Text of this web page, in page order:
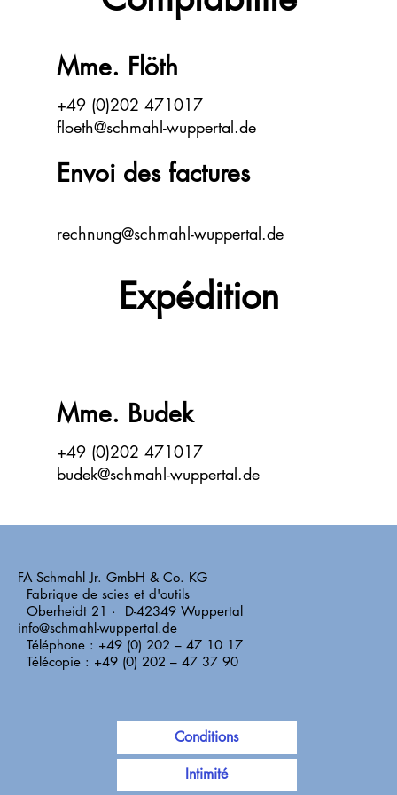
Expédition
Mme. Budek
+49 (0)202 471017
budek@schmahl-wuppertal.de
Mme. Flöth
+49 (0)202 471017
floeth@schmahl-wuppertal.de
Envoi des factures
rechnung@schmahl-wuppertal.de
Conditions
Intimité
FA Schmahl Jr. GmbH & Co. KG
Fabrique de scies et d'outils
Oberheidt 21 · D-42349 Wuppertal
info@schmahl-wuppertal.de
Téléphone : +49 (0) 202 – 47 10 17
Télécopie : +49 (0) 202 – 47 37 90